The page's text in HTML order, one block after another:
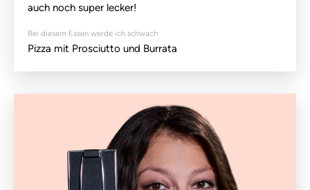
auch noch super lecker!
Bei diesem Essen werde ich schwach
Pizza mit Prosciutto und Burrata